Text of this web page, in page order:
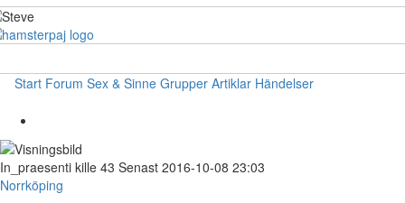
Start Forum Sex & Sinne Grupper Artiklar Händelser
In_praesenti kille 43 Senast 2016-10-08 23:03
Norrköping